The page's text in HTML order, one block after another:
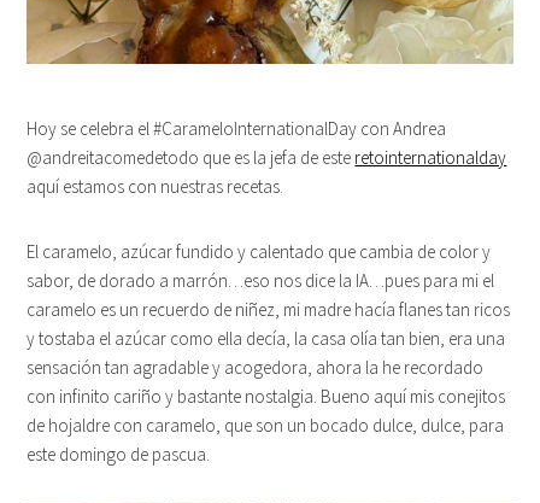
Hoy se celebra el #CarameloInternationalDay con Andrea
@andreitacomedetodo que es la jefa de este retointernationalday
aquí estamos con nuestras recetas.
El caramelo, azúcar fundido y calentado que cambia de color y
sabor, de dorado a marrón…eso nos dice la IA…pues para mi el
caramelo es un recuerdo de niñez, mi madre hacía flanes tan ricos
y tostaba el azúcar como ella decía, la casa olía tan bien, era una
sensación tan agradable y acogedora, ahora la he recordado
con infinito cariño y bastante nostalgia. Bueno aquí mis conejitos
de hojaldre con caramelo, que son un bocado dulce, dulce, para
este domingo de pascua.